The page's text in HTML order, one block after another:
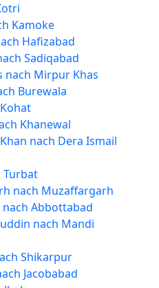
Kamoke
Hafizabad
Sadiqabad
nach Mirpur Khas
Burewala
Khanewal
nach Dera Ismail
Turbat
nach Muzaffargarh
Abbottabad
nach Mandi
Shikarpur
Jacobabad